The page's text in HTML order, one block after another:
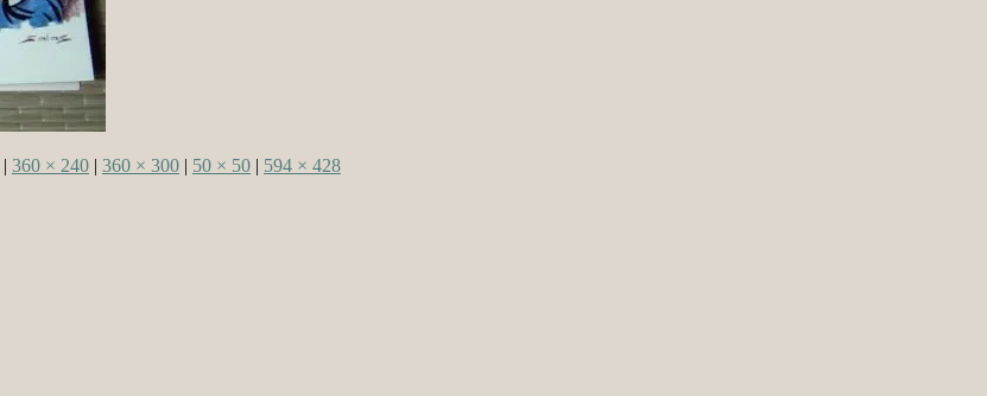
| 360 × 240 | 360 × 300 | 50 × 50 | 594 × 428